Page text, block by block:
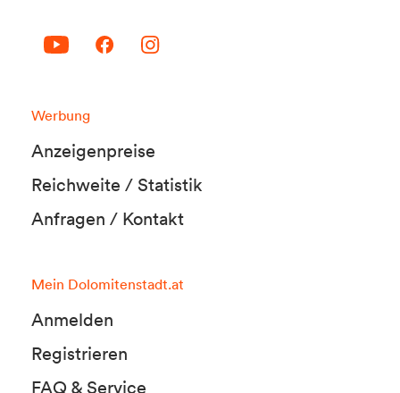
Werbung
Anzeigenpreise
Reichweite / Statistik
Anfragen / Kontakt
Mein Dolomitenstadt.at
Anmelden
Registrieren
FAQ & Service